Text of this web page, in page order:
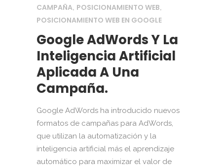
CAMPAÑA, POSICIONAMIENTO WEB,
POSICIONAMIENTO WEB EN GOOGLE
Google AdWords Y La
Inteligencia Artificial
Aplicada A Una
Campaña.
Google AdWords ha introducido nuevos
formatos de campañas para AdWords,
que utilizan la automatización y la
inteligencia artificial más el aprendizaje
automático para maximizar el valor de